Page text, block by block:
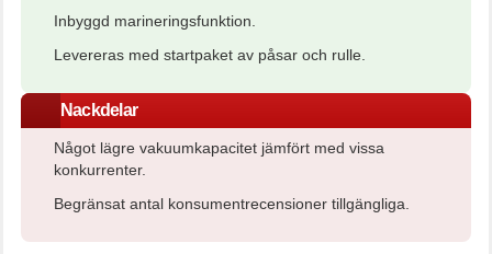
Inbyggd marineringsfunktion.
Levereras med startpaket av påsar och rulle.
Nackdelar
Något lägre vakuumkapacitet jämfört med vissa
konkurrenter.
Begränsat antal konsumentrecensioner tillgängliga.